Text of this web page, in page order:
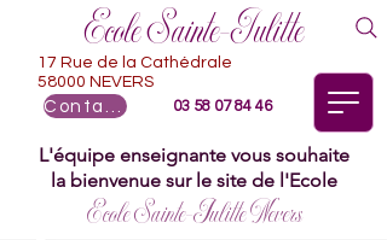
Ecole Sainte-Julitte
03 58 07 84 46
17 Rue de la Cathédrale
58000 NEVERS
L'équipe enseignante vous souhaite
la bienvenue sur le site de l'Ecole
Ecole Sainte-Julitte Nevers